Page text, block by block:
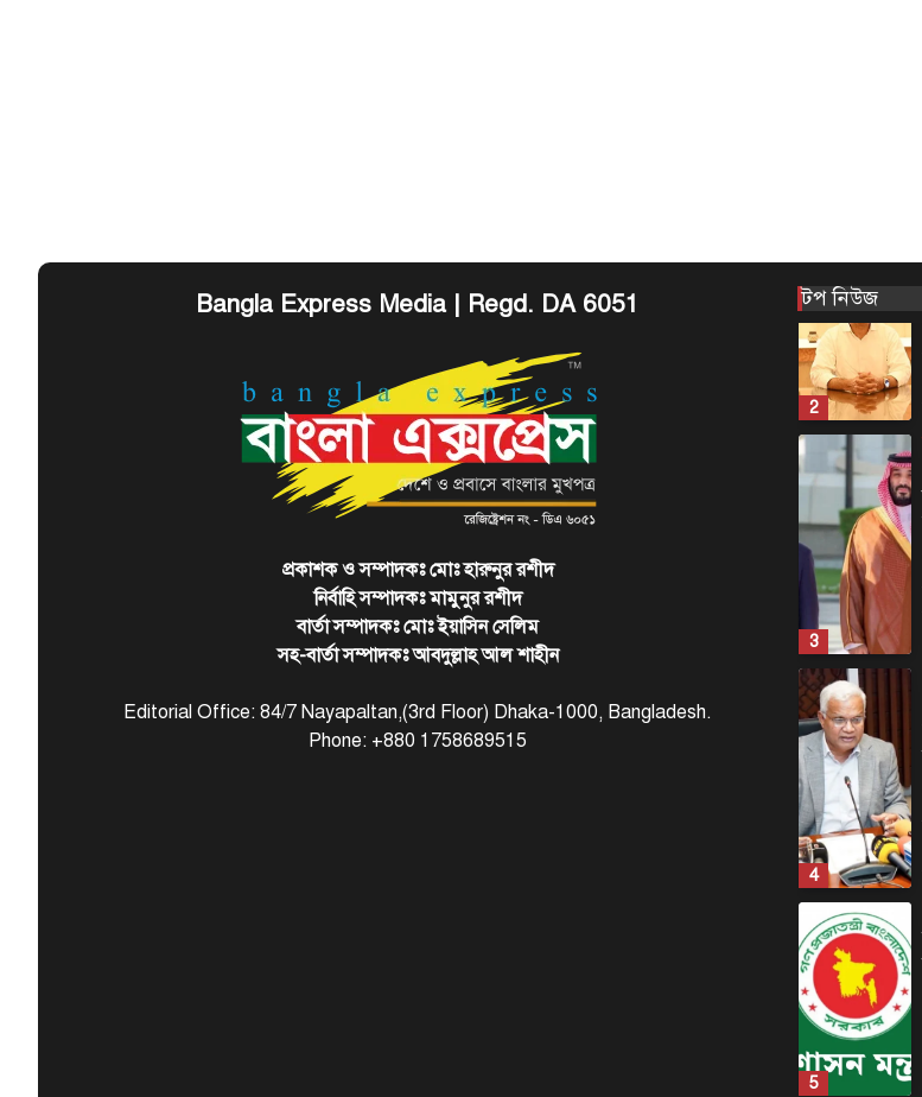
Bangla Express Media | Regd. DA 6051
প্রকাশক ও সম্পাদকঃ মোঃ হারুনুর রশীদ
নির্বাহি সম্পাদকঃ মামুনুর রশীদ
বার্তা সম্পাদকঃ মোঃ ইয়াসিন সেলিম
সহ-বার্তা সম্পাদকঃ আবদুল্লাহ আল শাহীন
Editorial Office: 84/7 Nayapaltan,(3rd Floor) Dhaka-1000, Bangladesh.
Phone: +880 1758689515
টপ নিউজ
2
3
4
5